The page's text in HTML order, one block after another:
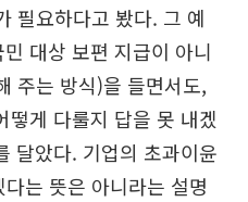
필요하다고 봤다. 그 예
대상 보편 지급이 아니
주는 방식)을 들면서도,
게 다룰지 답을 못 내겠
달았다. 기업의 초과이윤
는 뜻은 아니라는 설명